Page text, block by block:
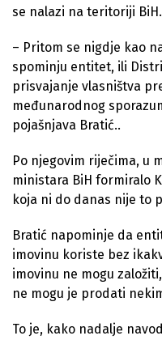
se nalazi na teritoriji BiH.
– Pritom se nigdje kao
spominju entitet, ili
prisvajanje vlasništva
međunarodnog
pojašnjava Bratić..
Po njegovim riječima, u
ministara BiH formiralo
koja ni do danas nije to
Bratić napominje da
imovinu koriste bez
imovinu ne mogu
ne mogu je prodati
To je, kako nadalje